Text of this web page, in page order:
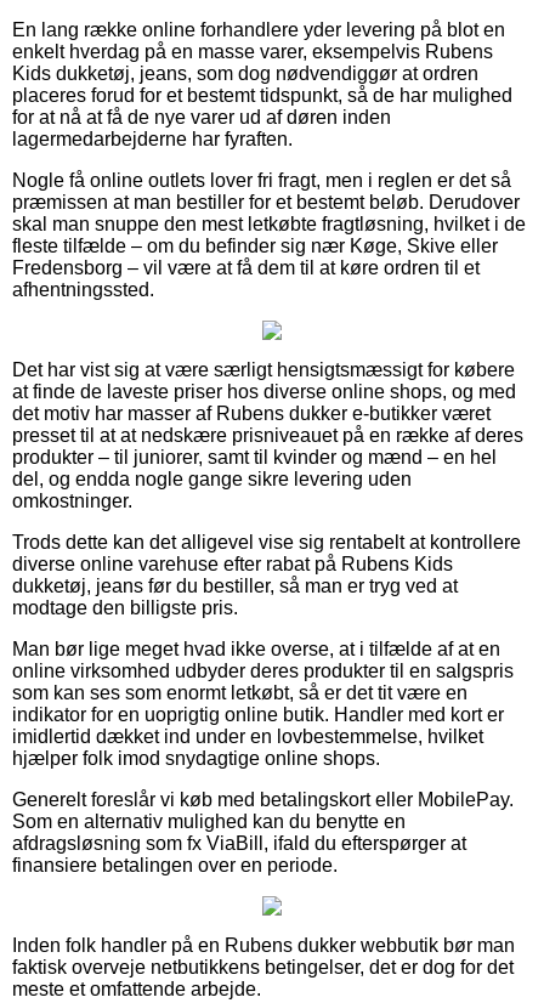
En lang række online forhandlere yder levering på blot en
enkelt hverdag på en masse varer, eksempelvis Rubens
Kids dukketøj, jeans, som dog nødvendiggør at ordren
placeres forud for et bestemt tidspunkt, så de har mulighed
for at nå at få de nye varer ud af døren inden
lagermedarbejderne har fyraften.
Nogle få online outlets lover fri fragt, men i reglen er det så
præmissen at man bestiller for et bestemt beløb. Derudover
skal man snuppe den mest letkøbte fragtløsning, hvilket i de
fleste tilfælde – om du befinder sig nær Køge, Skive eller
Fredensborg – vil være at få dem til at køre ordren til et
afhentningssted.
Det har vist sig at være særligt hensigtsmæssigt for købere
at finde de laveste priser hos diverse online shops, og med
det motiv har masser af Rubens dukker e-butikker været
presset til at at nedskære prisniveauet på en række af deres
produkter – til juniorer, samt til kvinder og mænd – en hel
del, og endda nogle gange sikre levering uden
omkostninger.
Trods dette kan det alligevel vise sig rentabelt at kontrollere
diverse online varehuse efter rabat på Rubens Kids
dukketøj, jeans før du bestiller, så man er tryg ved at
modtage den billigste pris.
Man bør lige meget hvad ikke overse, at i tilfælde af at en
online virksomhed udbyder deres produkter til en salgspris
som kan ses som enormt letkøbt, så er det tit være en
indikator for en uoprigtig online butik. Handler med kort er
imidlertid dækket ind under en lovbestemmelse, hvilket
hjælper folk imod snydagtige online shops.
Generelt foreslår vi køb med betalingskort eller MobilePay.
Som en alternativ mulighed kan du benytte en
afdragsløsning som fx ViaBill, ifald du efterspørger at
finansiere betalingen over en periode.
Inden folk handler på en Rubens dukker webbutik bør man
faktisk overveje netbutikkens betingelser, det er dog for det
meste et omfattende arbejde.